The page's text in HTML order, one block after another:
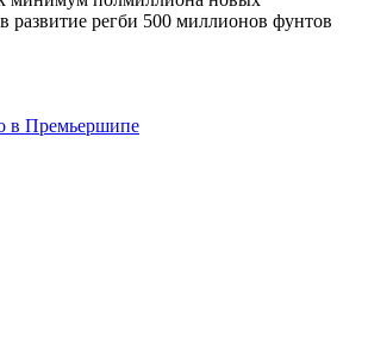
развитие регби 500 миллионов фунтов
в Премьершипе